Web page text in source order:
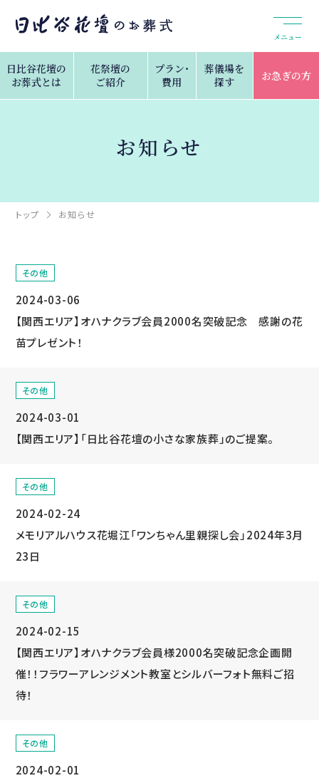
メニュー
日比谷花壇の
お葬式とは
花祭壇の
ご紹介
プラン・
費用
葬儀場を
探す
お急ぎの方
お知らせ
トップ お知らせ
その他
2024-03-06
【関西エリア】オハナクラブ会員2000名突破記念 感謝の花
苗プレゼント！
その他
2024-03-01
【関西エリア】「日比谷花壇の小さな家族葬」のご提案。
その他
2024-02-24
メモリアルハウス花堀江「ワンちゃん里親探し会」2024年3月
23日
その他
2024-02-15
【関西エリア】オハナクラブ会員様2000名突破記念企画開
催！！フラワーアレンジメント教室とシルバーフォト無料ご招
待！
その他
2024-02-01